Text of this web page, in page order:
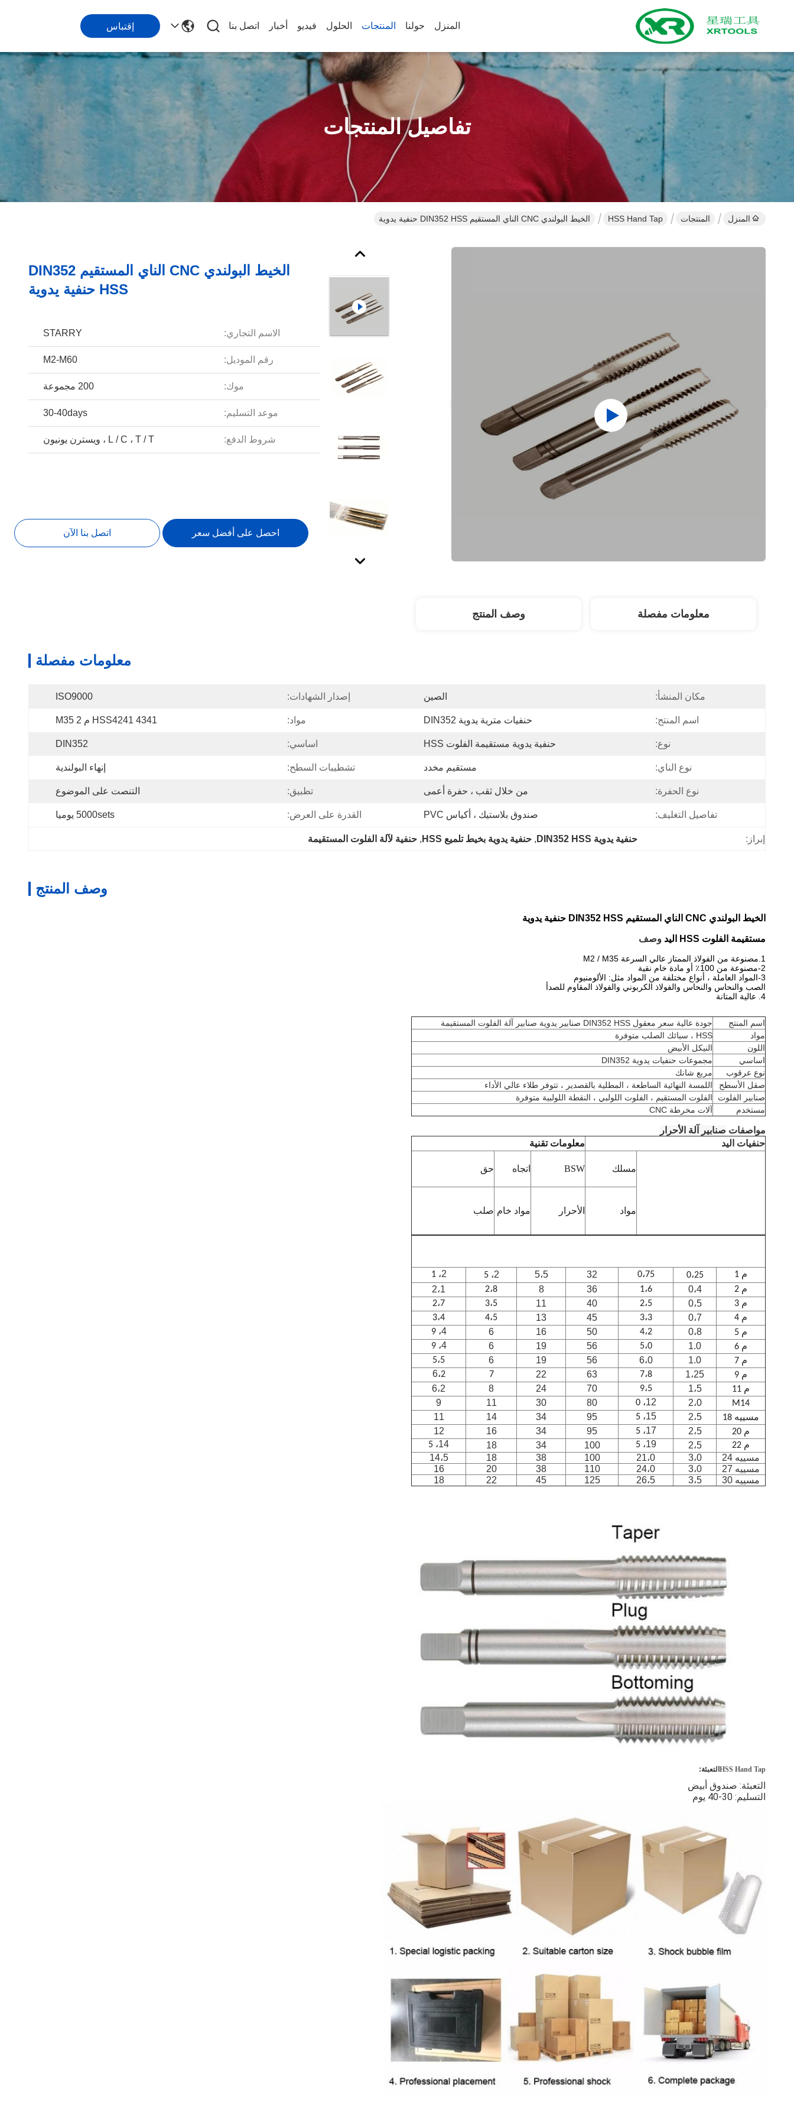
المنزل حولنا المنتجات الحلول فيديو أخبار اتصل بنا إقتباس
تفاصيل المنتجات
المنزل المنتجات HSS Hand Tap الخيط البولندي CNC الناي المستقيم DIN352 HSS حنفية يدوية
الخيط البولندي CNC الناي المستقيم DIN352
HSS حنفية يدوية
الاسم التجاري: STARRY
رقم الموديل: M2-M60
موك: 200 مجموعة
موعد التسليم: 30-40days
شروط الدفع: L / C ، T / T ، ويسترن يونيون
احصل على أفضل سعر اتصل بنا الآن
معلومات مفصلة وصف المنتج
معلومات مفصلة
مكان المنشأ: الصين إصدار الشهادات: ISO9000
اسم المنتج: حنفيات مترية يدوية DIN352 مواد: HSS4241 4341 م 2 M35
نوع: حنفية يدوية مستقيمة الفلوت HSS اساسي: DIN352
نوع الناي: مستقيم مخدد تشطيبات السطح: إنهاء البولندية
نوع الحفرة: من خلال ثقب ، حفرة أعمى تطبيق: التنصت على الموضوع
تفاصيل التغليف: صندوق بلاستيك ، أكياس PVC القدرة على العرض: 5000sets يوميا
إبراز: حنفية يدوية DIN352 HSS , حنفية يدوية بخيط تلميع HSS , حنفية لآلة الفلوت المستقيمة
وصف المنتج
الخيط البولندي CNC الناي المستقيم DIN352 HSS حنفية يدوية
مستقيمة الفلوت HSS اليد وصف
1.مصنوعة من الفولاذ الممتاز عالي السرعة M2 / M35
2-مصنوعة من 100٪ أو مادة خام نقية
3-المواد العاملة ، أنواع مختلفة من المواد مثل: الألومنيوم
الصب والنحاس والنحاس والفولاذ الكربوني والفولاذ المقاوم للصدأ
4. عالية المتانة
اسم المنتج
جودة عالية سعر معقول DIN352 HSS صنابير يدوية صنابير آلة الفلوت المستقيمة
مواد
HSS ، سبائك الصلب متوفرة
اللون
النيكل الأبيض
اساسي
مجموعات حنفيات يدوية DIN352
نوع عرقوب
مربع شانك
صقل الأسطح
اللمسة النهائية الساطعة ، المطلية بالقصدير ، تتوفر طلاء عالي الأداء
صنابير الفلوت
الفلوت المستقيم ، الفلوت اللولبي ، النقطة اللولبية متوفرة
مستخدم
آلات مخرطة CNC
مواصفات صنابير آلة الأحرار
حنفيات اليد
معلومات تقنية
مسلك BSW اتجاه حق
مواد الأحرار مواد خام صلب
م 1 0،25 0،75 32 5،5 2، 5 2، 1
م 2
0،4 1،6 36
8 2،8 2،1
م 3 0،5 2،5 40
11 3،5
2،7
م 4
0،7 3،3 45
13 4،5
3،4
م 5
0،8 4،2 50
16
6
4، 9
م 6
1.0 5،0 56
19
6
4، 9
م 7
1.0 6،0 56
19
6
5،5
م 9
1،25 7،8 63
22
7
6،2
م 11
1،5 9،5 70
24
8 6،2
M14 2،0 12، 0 80
30
11
9
مسييه 18 2،5 15، 5 95
34
14
11
م 20 2،5 17، 5 95
34
16
12
م 22 2،5 19، 5 100
34
18
14، 5
مسييه 24 3،0 21،0 100
38
18
14،5
مسييه 27
3،0 24،0 110
38
20
16
مسييه 30
3،5 26،5 125
45
22
18
HSS Hand Tap التعبئة:
التعبئة: صندوق أبيض
التسليم: 30-40 يوم